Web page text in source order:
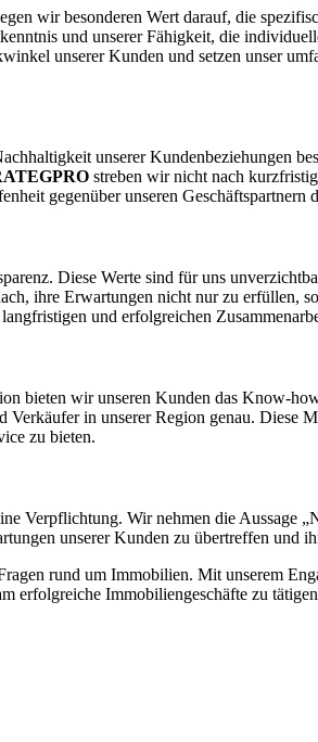
wir besonderen Wert darauf, die
und unserer Fähigkeit, die
unserer Kunden und setzen unser
unserer Kundenbeziehungen
streben wir nicht nach
gegenüber unseren
Diese Werte sind für uns
ihre Erwartungen nicht nur zu erfüllen,
und erfolgreichen
bieten wir unseren Kunden das Know-
in unserer Region genau. Diese
zu bieten.
Verpflichtung. Wir nehmen die Aussage
unserer Kunden zu übertreffen und
rund um Immobilien. Mit unserem
erfolgreiche Immobiliengeschäfte zu